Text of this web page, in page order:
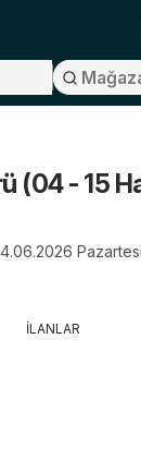
(04 - 15
İLANLAR